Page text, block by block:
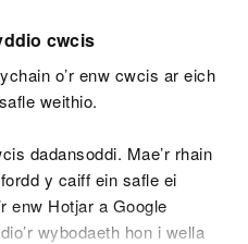
cwcis
o’r enw cwcis ar eich
weithio.
dadansoddi. Mae’r rhain
y caiff ein safle ei
enw Hotjar a Google
wybodaeth hon i wella
rydym yn egluro ein
naturiol yn
ar yr argyfyngau o
gan nodi anghenion